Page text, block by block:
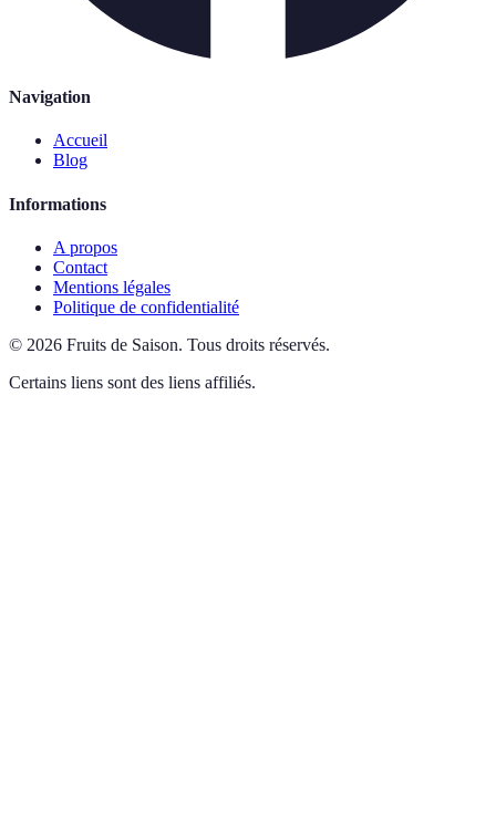
Navigation
Accueil
Blog
Informations
A propos
Contact
Mentions légales
Politique de confidentialité
© 2026 Fruits de Saison. Tous droits réservés.
Certains liens sont des liens affiliés.